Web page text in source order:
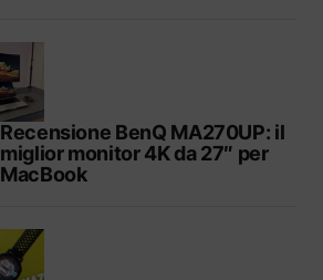
Recensione BenQ MA270UP: il
miglior monitor 4K da 27″ per
MacBook